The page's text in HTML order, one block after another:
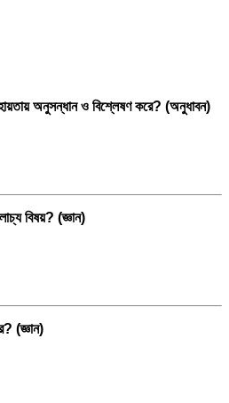
অনুসন্ধান ও বিশ্লেষণ করে? (অনুধাবন)
বিষয়? (জ্ঞান)
(জ্ঞান)